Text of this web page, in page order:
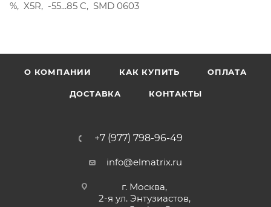
%, X5R, -55...85 C, SMD 0603
О КОМПАНИИ КАК КУПИТЬ ОПЛАТА
ДОСТАВКА КОНТАКТЫ
+7 (977) 798-96-49
info@elmatrix.ru
г. Москва,
2-я ул. Энтузиастов,